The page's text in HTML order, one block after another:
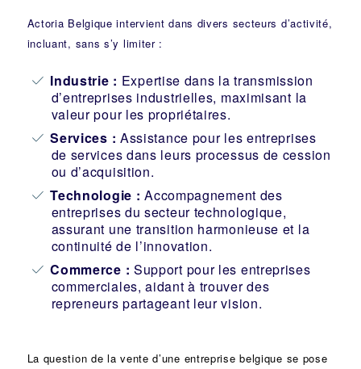
Actoria Belgique intervient dans divers secteurs d’activité,
incluant, sans s’y limiter :
Industrie : Expertise dans la transmission
d’entreprises industrielles, maximisant la
valeur pour les propriétaires.
Services : Assistance pour les entreprises
de services dans leurs processus de cession
ou d’acquisition.
Technologie : Accompagnement des
entreprises du secteur technologique,
assurant une transition harmonieuse et la
continuité de l’innovation.
Commerce : Support pour les entreprises
commerciales, aidant à trouver des
repreneurs partageant leur vision.
La question de la vente d’une entreprise belgique se pose